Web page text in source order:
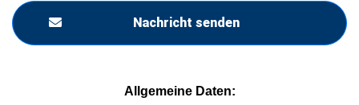
Nachricht senden
Allgemeine Daten: